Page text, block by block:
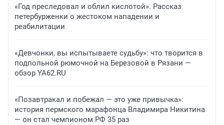
«Год преследовал и облил кислотой». Рассказ
петербурженки о жестоком нападении и
реабилитации
«Девчонки, вы испытываете судьбу»: что творится в
подпольной рюмочной на Березовой в Рязани —
обзор YA62.RU
«Позавтракал и побежал — это уже привычка»:
история пермского марафонца Владимира Никитина
— он стал чемпионом РФ 35 раз